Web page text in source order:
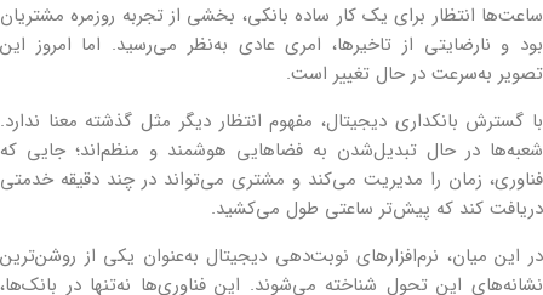
ساعت‌ها انتظار برای یک کار ساده بانکی، بخشی از تجربه روزمره مشتریان
بود و نارضایتی از تاخیرها، امری عادی به‌نظر می‌رسید. اما امروز این
تصویر به‌سرعت در حال تغییر است.
با گسترش بانکداری دیجیتال، مفهوم انتظار دیگر مثل گذشته معنا ندارد.
شعبه‌ها در حال تبدیل‌شدن به فضاهایی هوشمند و منظم‌اند؛ جایی که
فناوری، زمان را مدیریت می‌کند و مشتری می‌تواند در چند دقیقه خدمتی
دریافت کند که پیش‌تر ساعتی طول می‌کشید.
در این میان، نرم‌افزارهای نوبت‌دهی دیجیتال به‌عنوان یکی از روشن‌ترین
نشانه‌های این تحول شناخته می‌شوند. این فناوری‌ها نه‌تنها در بانک‌ها،